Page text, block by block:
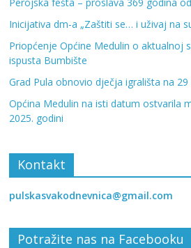
Inicijativa dm-a „Zaštiti se… i uživaj na
Priopćenje Općine Medulin o aktualnoj
ispusta Bumbište
Grad Pula obnovio dječja igrališta na 29
Općina Medulin na isti datum ostvarila
2025. godini
Kontakt
pulskasvakodnevnica@gmail.com
Potražite nas na Facebooku